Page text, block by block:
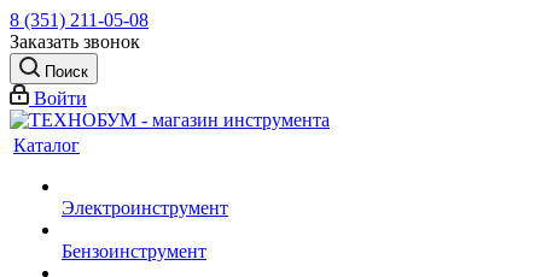
8 (351) 211-05-08
Заказать звонок
Поиск
Войти
Каталог
Электроинструмент
Бензоинструмент